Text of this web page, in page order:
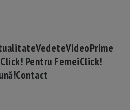
VedeteVideoPrime
Click! Pentru FemeiClick!
Contact